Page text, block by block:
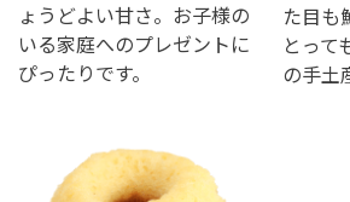
ょうどよい甘さ。お子様の
いる家庭へのプレゼントに
ぴったりです。
た目も
とって
の手土